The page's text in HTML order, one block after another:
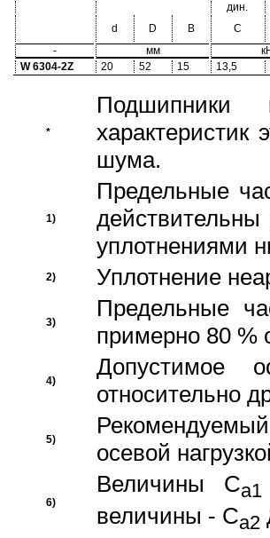
дин.
d
D B C
- мм
W 6304-2Z
20 52 15 13,5
*
шума.
1)
Предельные
уплотнениями
2) Уплотнение
3)
Предельные
примерно 80 %
4)
Допустимое
относительно
5)
осевой
6)
Величины Ca1
величины - Ca2